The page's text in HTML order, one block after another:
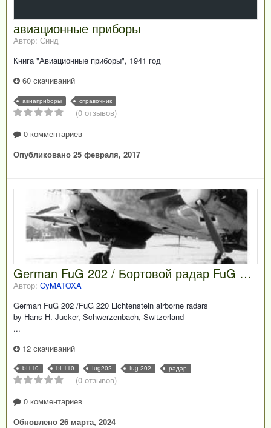
авиационные приборы
Автор: Синд
Книга "Авиационные приборы", 1941 год
60 скачиваний
авиаприборы справочник
(0 отзывов)
0 комментариев
Опубликовано 25 февраля, 2017
German FuG 202 / Бортовой радар FuG 202 Bf110
Автор: CyMATOXA
German FuG 202 /FuG 220 Lichtenstein airborne radars
by Hans H. Jucker, Schwerzenbach, Switzerland
...
12 скачиваний
bf110 bf-110 fug202 fug-202 радар
(0 отзывов)
0 комментариев
Обновлено 26 марта, 2024